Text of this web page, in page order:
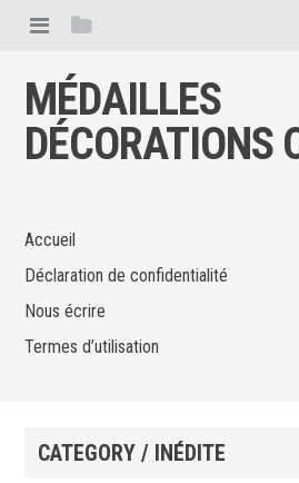
MÉDAILLES
DÉCORATIONS
Accueil
Déclaration de confidentialité
Nous écrire
Termes d’utilisation
CATEGORY / INÉDITE